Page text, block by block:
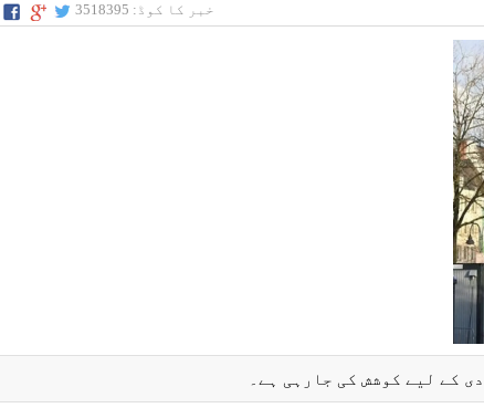
خبر کا کوڈ: 3518395
کے لیے کوشش کی جارہی ہے۔